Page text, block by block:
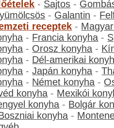
- Sajtos -
- Galantin -
receptek -
- Francia konyha -
- Orosz konyha -
- Dél-amerikai
-Japán konyha -
- Német konyha -
konyha - Mexikói
konyha - Bolgár
konyha -